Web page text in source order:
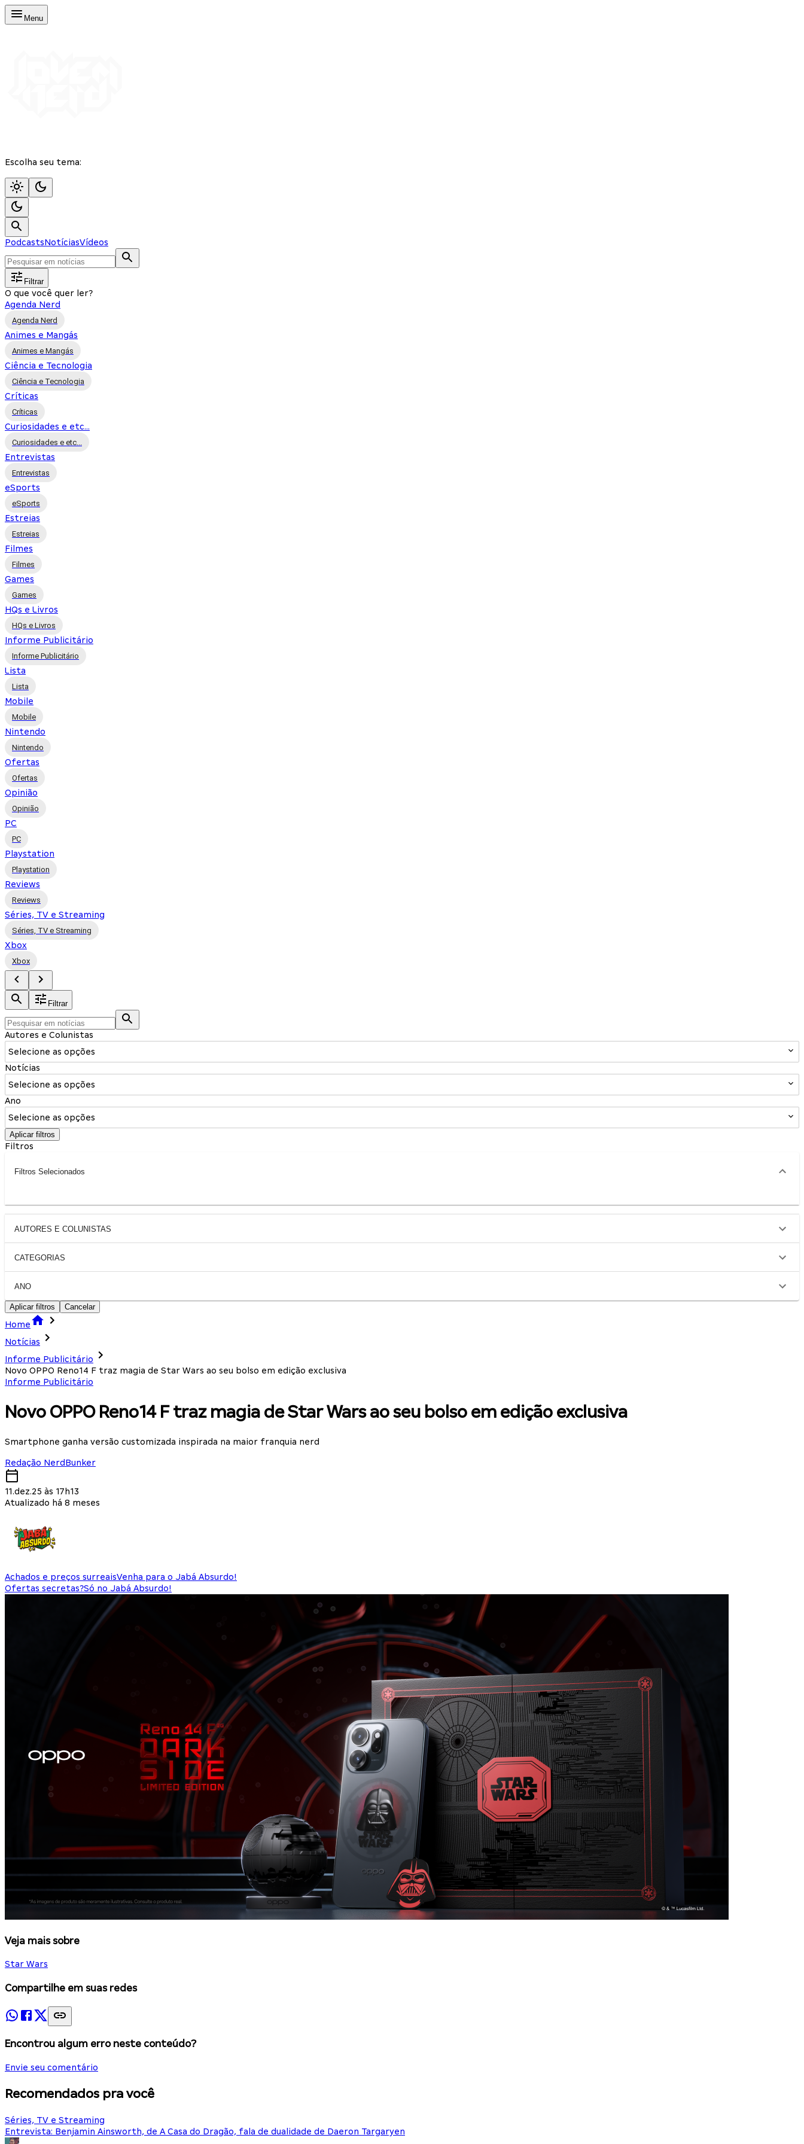
Menu
Escolha seu tema:
PodcastsNotíciasVídeos
Filtrar
O que você quer ler?
Agenda Nerd
Agenda Nerd
Animes e Mangás
Animes e Mangás
Ciência e Tecnologia
Ciência e Tecnologia
Críticas
Críticas
Curiosidades e etc...
Curiosidades e etc...
Entrevistas
Entrevistas
eSports
eSports
Estreias
Estreias
Filmes
Filmes
Games
Games
HQs e Livros
HQs e Livros
Informe Publicitário
Informe Publicitário
Lista
Lista
Mobile
Mobile
Nintendo
Nintendo
Ofertas
Ofertas
Opinião
Opinião
PC
PC
Playstation
Playstation
Reviews
Reviews
Séries, TV e Streaming
Séries, TV e Streaming
Xbox
Xbox
Filtrar
Autores e Colunistas
Selecione as opções
Notícias
Selecione as opções
Ano
Selecione as opções
Aplicar filtros
Filtros
Filtros Selecionados
AUTORES E COLUNISTAS
CATEGORIAS
ANO
Aplicar filtros Cancelar
Home
Notícias
Informe Publicitário
Novo OPPO Reno14 F traz magia de Star Wars ao seu bolso em edição exclusiva
Informe Publicitário
Novo OPPO Reno14 F traz magia de Star Wars ao seu bolso em edição exclusiva
Smartphone ganha versão customizada inspirada na maior franquia nerd
Redação NerdBunker
11.dez.25 às 17h13
Atualizado há 8 meses
Achados e preços surreaisVenha para o Jabá Absurdo!
Ofertas secretas?Só no Jabá Absurdo!
Veja mais sobre
Star Wars
Compartilhe em suas redes
Encontrou algum erro neste conteúdo?
Envie seu comentário
Recomendados pra você
Séries, TV e Streaming
Entrevista: Benjamin Ainsworth, de A Casa do Dragão, fala de dualidade de Daeron Targaryen